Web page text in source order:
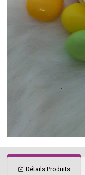
Détails Produits